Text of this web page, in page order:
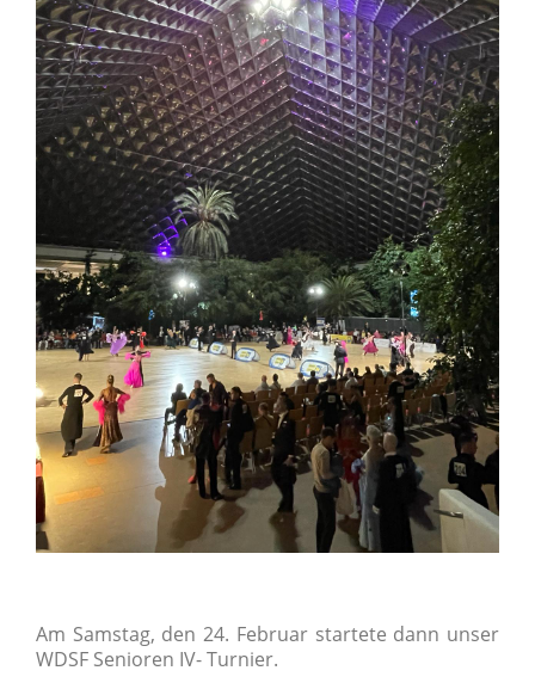
Am Samstag, den 24. Februar startete dann unser
WDSF Senioren IV- Turnier.